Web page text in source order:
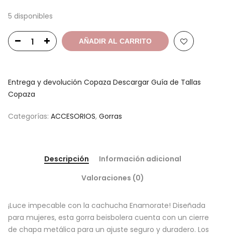
5 disponibles
AÑADIR AL CARRITO
Entrega y devolución Copaza Descargar Guía de Tallas
Copaza
Categorías: ACCESORIOS, Gorras
Descripción
Información adicional
Valoraciones (0)
¡Luce impecable con la cachucha Enamorate! Diseñada
para mujeres, esta gorra beisbolera cuenta con un cierre
de chapa metálica para un ajuste seguro y duradero. Los